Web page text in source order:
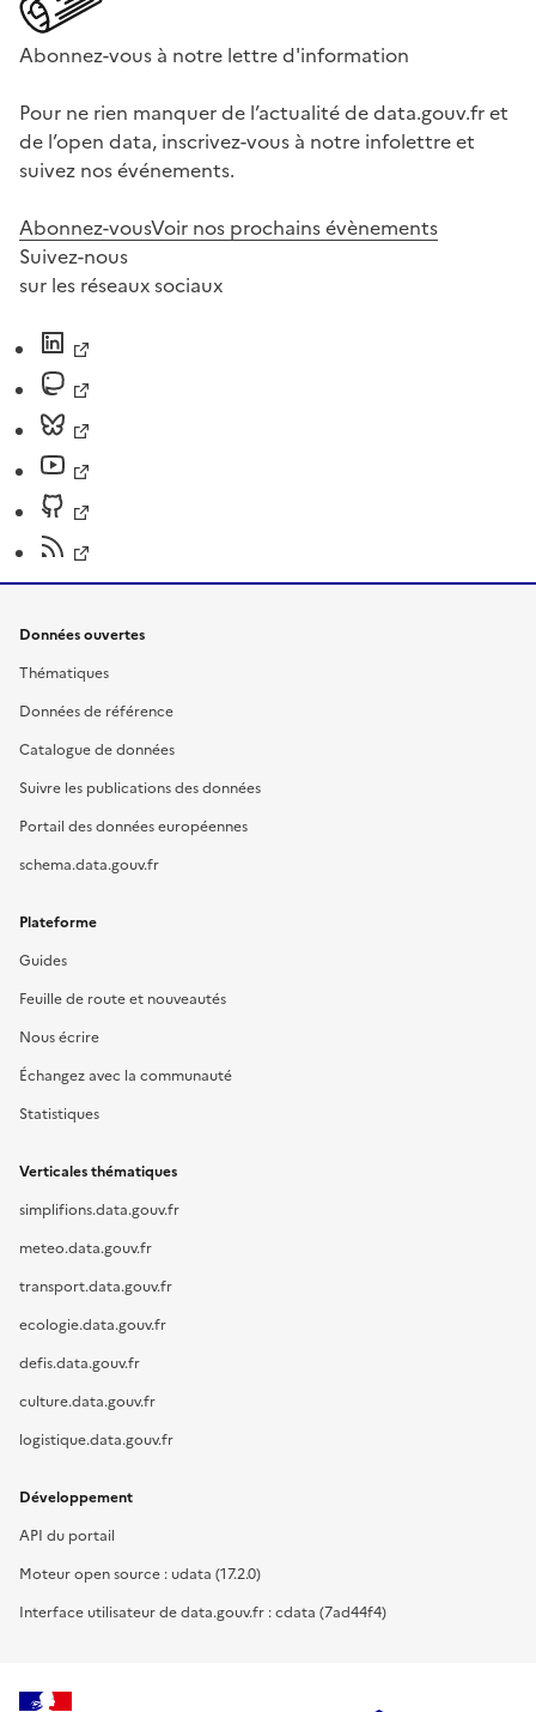
Abonnez-vous à notre lettre d'information
Pour ne rien manquer de l’actualité de data.gouv.fr et
de l’open data, inscrivez-vous à notre infolettre et
suivez nos événements.
Abonnez-vousVoir nos prochains évènements
Suivez-nous
sur les réseaux sociaux
Données ouvertes
Thématiques
Données de référence
Catalogue de données
Suivre les publications des données
Portail des données européennes
schema.data.gouv.fr
Plateforme
Guides
Feuille de route et nouveautés
Nous écrire
Échangez avec la communauté
Statistiques
Verticales thématiques
simplifions.data.gouv.fr
meteo.data.gouv.fr
transport.data.gouv.fr
ecologie.data.gouv.fr
defis.data.gouv.fr
culture.data.gouv.fr
logistique.data.gouv.fr
Développement
API du portail
Moteur open source : udata (17.2.0)
Interface utilisateur de data.gouv.fr : cdata (7ad44f4)